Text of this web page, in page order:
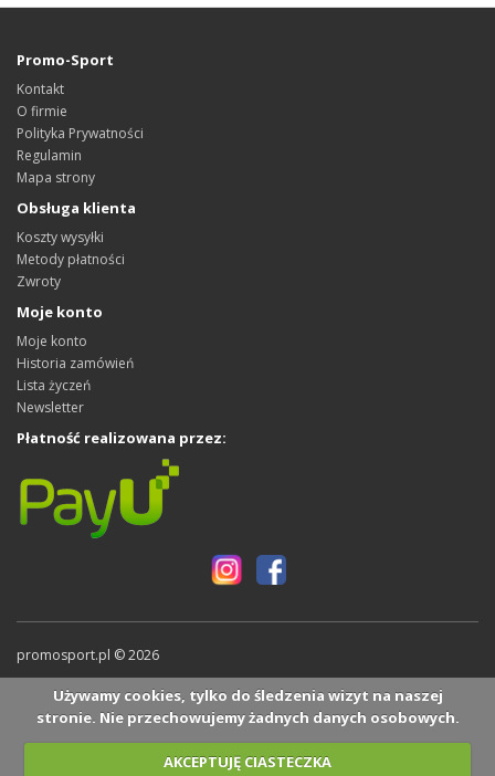
Promo-Sport
Kontakt
O firmie
Polityka Prywatności
Regulamin
Mapa strony
Obsługa klienta
Koszty wysyłki
Metody płatności
Zwroty
Moje konto
Moje konto
Historia zamówień
Lista życzeń
Newsletter
Płatność realizowana przez:
promosport.pl © 2026
Używamy cookies, tylko do śledzenia wizyt na naszej
stronie. Nie przechowujemy żadnych danych osobowych.
AKCEPTUJĘ CIASTECZKA